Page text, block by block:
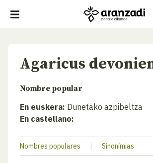
Agaricus
Nombre popular
En euskera: Dunetako azpibeltza
En castellano:
Nombres populares | Sinonímias